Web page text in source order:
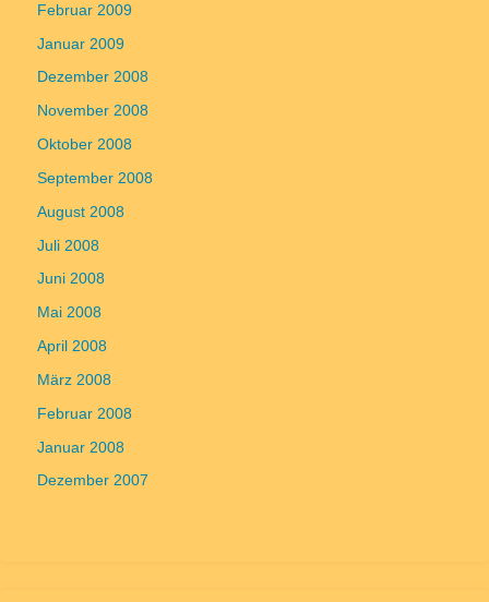
Februar 2009
Januar 2009
Dezember 2008
November 2008
Oktober 2008
September 2008
August 2008
Juli 2008
Juni 2008
Mai 2008
April 2008
März 2008
Februar 2008
Januar 2008
Dezember 2007